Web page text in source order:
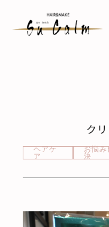
SHOP & STAFF
GALLERY
BLOG
ク
ヘアケ
ア
お悩み
決